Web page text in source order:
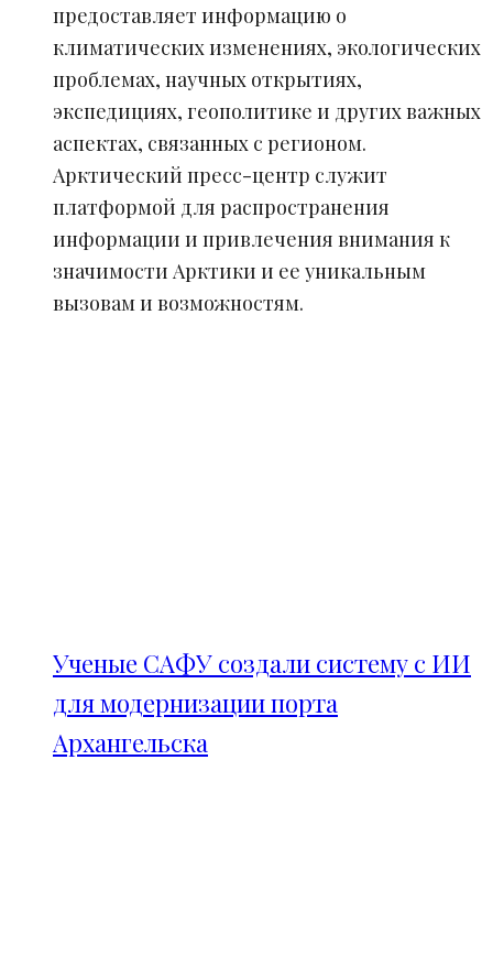
предоставляет информацию о
климатических изменениях, экологических
проблемах, научных открытиях,
экспедициях, геополитике и других важных
аспектах, связанных с регионом.
Арктический пресс-центр служит
платформой для распространения
информации и привлечения внимания к
значимости Арктики и ее уникальным
вызовам и возможностям.
Ученые САФУ создали систему с ИИ
для модернизации порта
Архангельска